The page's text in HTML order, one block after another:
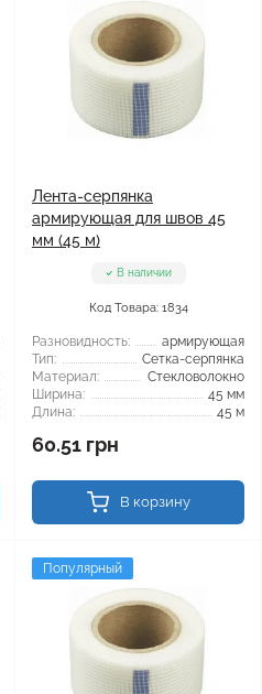
Лента-серпянка
армирующая для швов 45
мм (45 м)
В наличии
Код Товара: 1834
Разновидность:
армирующая
Тип:
Сетка-серпянка
Материал:
Стекловолокно
Ширина:
45 мм
Длина:
45 м
60.51 грн
В корзину
Популярный